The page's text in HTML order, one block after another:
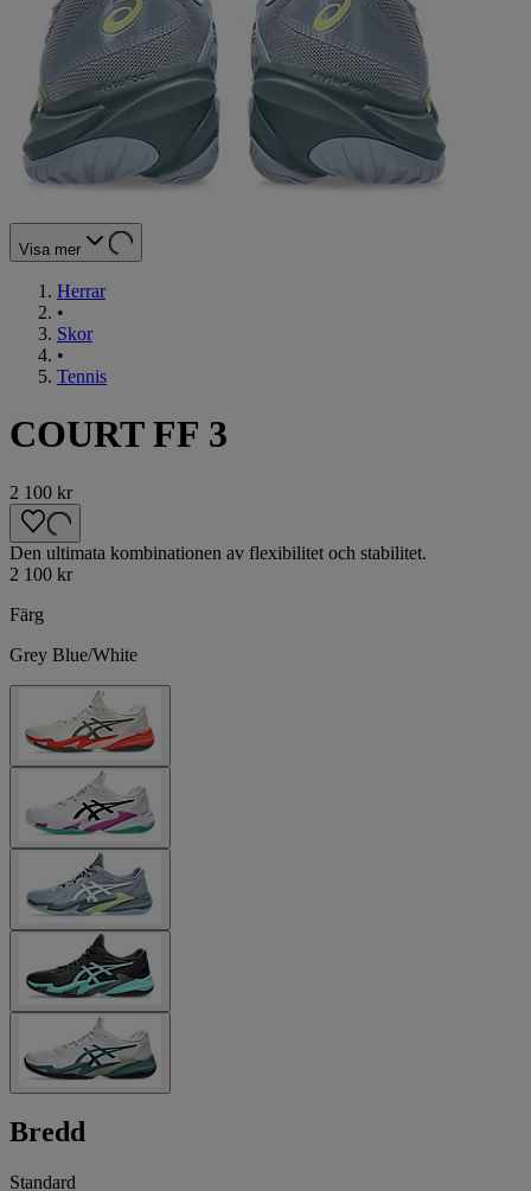
Visa mer
Herrar
•
Skor
•
Tennis
COURT FF 3
2 100 kr
Den ultimata kombinationen av flexibilitet och stabilitet.
2 100 kr
Färg
Grey Blue/White
Bredd
Standard